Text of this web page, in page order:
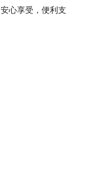
心享受，便利支